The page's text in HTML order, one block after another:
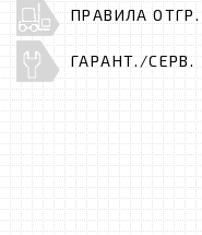
ПРАВИЛА ОТГР.
ГАРАНТ./СЕРВ.